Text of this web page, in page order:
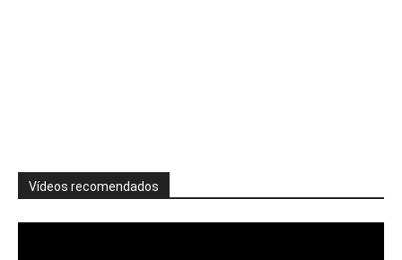
Vídeos recomendados